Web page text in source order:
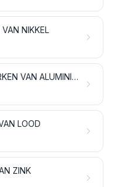
NIKKEL
ALUMINIUM EN WERKEN VAN ALUMINIUM
LOOD
ZINK